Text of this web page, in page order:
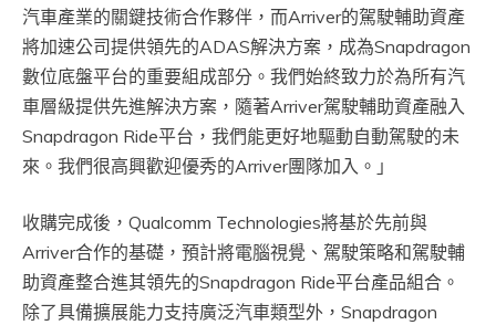
汽車產業的關鍵技術合作夥伴，而Arriver的駕駛輔助資產
將加速公司提供領先的ADAS解決方案，成為Snapdragon
數位底盤平台的重要組成部分。我們始終致力於為所有汽
車層級提供先進解決方案，隨著Arriver駕駛輔助資產融入
Snapdragon Ride平台，我們能更好地驅動自動駕駛的未
來。我們很高興歡迎優秀的Arriver團隊加入。」
收購完成後，Qualcomm Technologies將基於先前與
Arriver合作的基礎，預計將電腦視覺、駕駛策略和駕駛輔
助資產整合進其領先的Snapdragon Ride平台產品組合。
除了具備擴展能力支持廣泛汽車類型外，Snapdragon